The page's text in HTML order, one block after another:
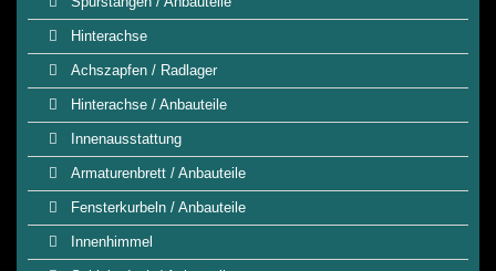
Hinterachse
Achszapfen / Radlager
Hinterachse / Anbauteile
Innenausstattung
Armaturenbrett / Anbauteile
Fensterkurbeln / Anbauteile
Innenhimmel